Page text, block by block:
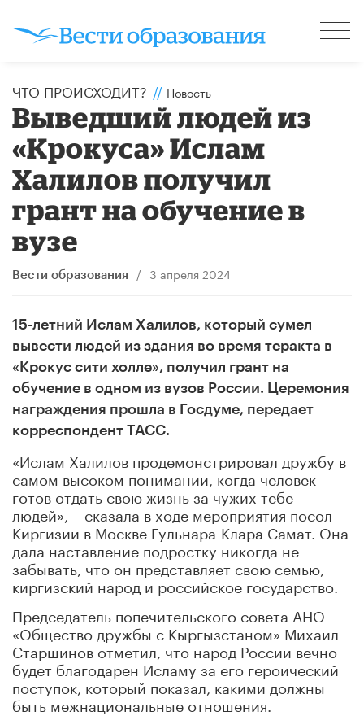
ЧТО ПРОИСХОДИТ? // Новость
Выведший людей из
«Крокуса» Ислам
Халилов получил
грант на обучение в
вузе
Вести образования / 3 апреля 2024
15-летний Ислам Халилов, который сумел
вывести людей из здания во время теракта в
«Крокус сити холле», получил грант на
обучение в одном из вузов России. Церемония
награждения прошла в Госдуме, передает
корреспондент ТАСС.
«Ислам Халилов продемонстрировал дружбу в
самом высоком понимании, когда человек
готов отдать свою жизнь за чужих тебе
людей», – сказала в ходе мероприятия посол
Киргизии в Москве Гульнара-Клара Самат. Она
дала наставление подростку никогда не
забывать, что он представляет свою семью,
киргизский народ и российское государство.
Председатель попечительского совета АНО
«Общество дружбы с Кыргызстаном» Михаил
Старшинов отметил, что народ России вечно
будет благодарен Исламу за его героический
поступок, который показал, какими должны
быть межнациональные отношения.